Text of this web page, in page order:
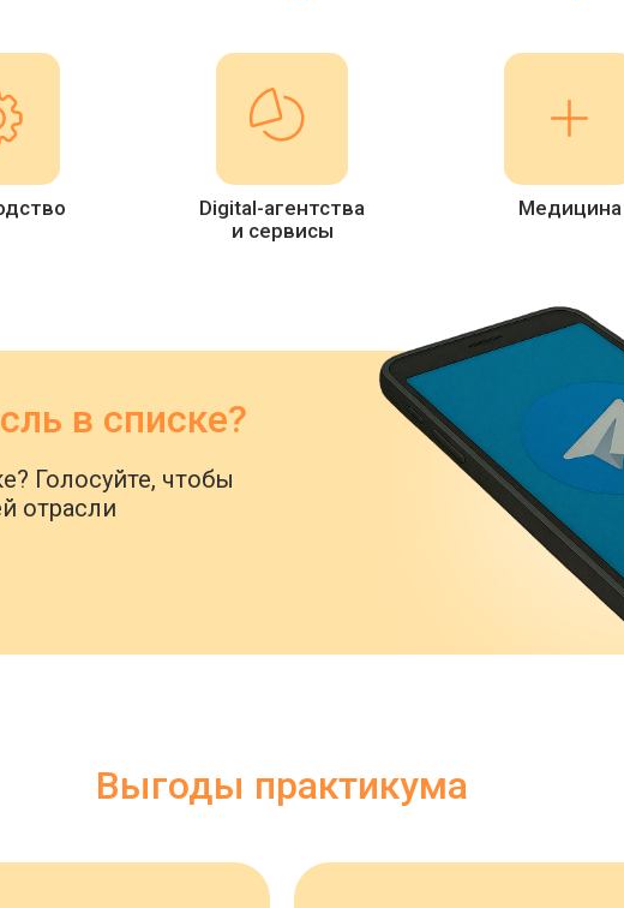
Digital-агентства
и сервисы
Медицина
в списке?
Голосуйте, чтобы
отрасли
Выгоды практикума